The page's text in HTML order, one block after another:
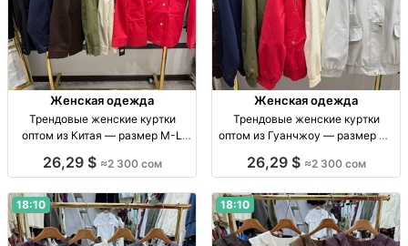
Женская одежда
Трендовые женские куртки
оптом из Китая — размер M-L
опт, 2300 сом
26,29 $ ≈2 300 сом
Женская одежда
Трендовые женские куртки
оптом из Гуанчжоу — размер M–
Китай, 2300 сом
26,29 $ ≈2 300 сом
18:10 18:10